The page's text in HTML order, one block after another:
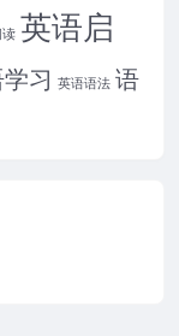
英语启
习 英语语法 语